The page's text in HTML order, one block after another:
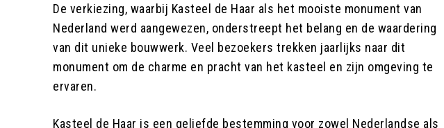
De verkiezing, waarbij Kasteel de Haar als het mooiste monument van
Nederland werd aangewezen, onderstreept het belang en de waardering
van dit unieke bouwwerk. Veel bezoekers trekken jaarlijks naar dit
monument om de charme en pracht van het kasteel en zijn omgeving te
ervaren.
Kasteel de Haar is een geliefde bestemming voor zowel Nederlandse als